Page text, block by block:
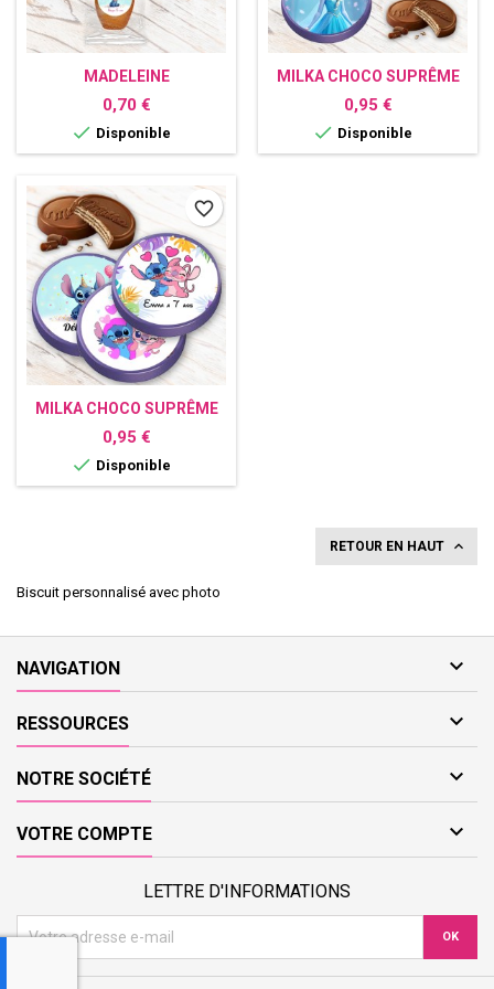
MADELEINE
PERSONNALISÉE AVEC
PHOTO
Prix
0,70 €
 Disponible
MILKA CHOCO SUPRÊME
PERSONNALISÉ AVEC
PHOTO
Prix
0,95 €
 Disponible
MILKA CHOCO SUPRÊME
PERSONNALISÉ STITCH
Prix
0,95 €
 Disponible
favorite_border
RETOUR EN HAUT 
Biscuit personnalisé avec photo
NAVIGATION 
RESSOURCES 
NOTRE SOCIÉTÉ 
VOTRE COMPTE 
LETTRE D'INFORMATIONS